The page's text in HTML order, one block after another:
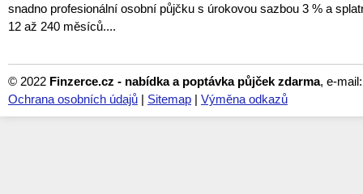
snadno profesionální osobní půjčku s úrokovou sazbou 3 % a
12 až 240 měsíců....
© 2022 Finzerce.cz - nabídka a poptávka půjček zdarma, e-
Ochrana osobních údajů | Sitemap | Výměna odkazů